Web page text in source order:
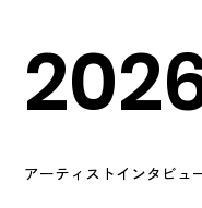
アーティストインタビュ